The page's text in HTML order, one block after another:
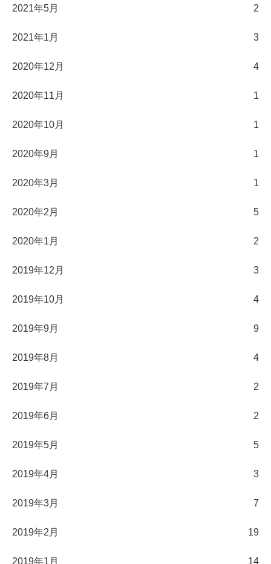
2021年5月 2
2021年1月 3
2020年12月 4
2020年11月 1
2020年10月 1
2020年9月 1
2020年3月 1
2020年2月 5
2020年1月 2
2019年12月 3
2019年10月 4
2019年9月 9
2019年8月 4
2019年7月 2
2019年6月 2
2019年5月 5
2019年4月 3
2019年3月 7
2019年2月 19
2019年1月 14